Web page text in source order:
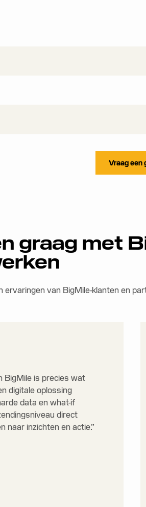
Vraag een
graag met
ervaringen van BigMile-klanten en
BigMile is precies wat
digitale oplossing
data en what-if
direct
naar inzichten en actie.”